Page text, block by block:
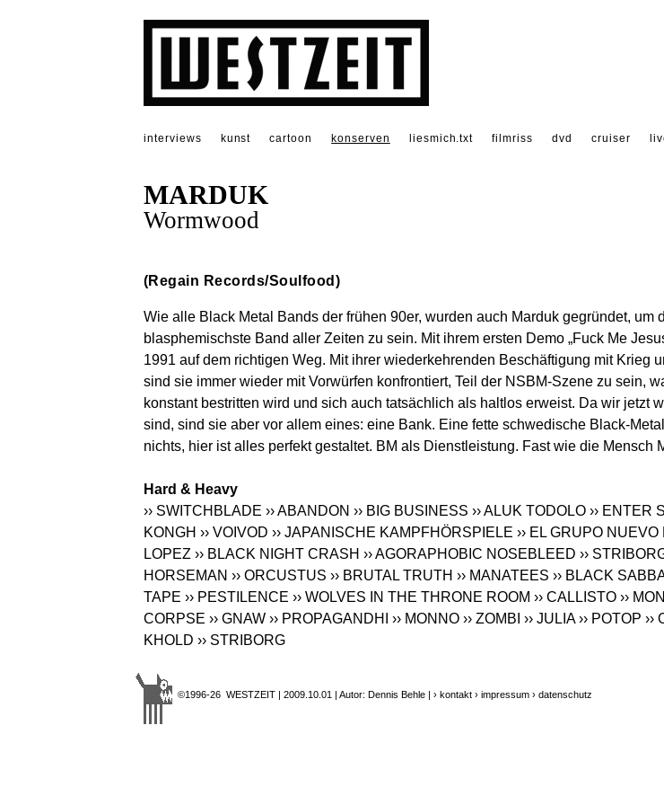
interviews kunst cartoon konserven liesmich.txt filmriss dvd cruiser
MARDUK
Wormwood
(Regain Records/Soulfood)
Wie alle Black Metal Bands der frühen 90er, wurden auch Marduk gegründet, um
blasphemischste Band aller Zeiten zu sein. Mit ihrem ersten Demo „Fuck Me
1991 auf dem richtigen Weg. Mit ihrer wiederkehrenden Beschäftigung mit Krieg
sind sie immer wieder mit Vorwürfen konfrontiert, Teil der NSBM-Szene zu sein,
konstant bestritten wird und sich auch tatsächlich als haltlos erweist. Da wir jetzt
sind, sind sie aber vor allem eines: eine Bank. Eine fette schwedische Black-
nichts, hier ist alles perfekt gestaltet. BM als Dienstleistung. Fast wie die Mensch
Hard & Heavy
›› SWITCHBLADE ›› ABANDON ›› BIG BUSINESS ›› ALUK TODOLO ›› ENTER
KONGH ›› VOIVOD ›› JAPANISCHE KAMPFHÖRSPIELE ›› EL GRUPO
LOPEZ ›› BLACK NIGHT CRASH ›› AGORAPHOBIC NOSEBLEED ››
HORSEMAN ›› ORCUSTUS ›› BRUTAL TRUTH ›› MANATEES ›› BLACK
TAPE ›› PESTILENCE ›› WOLVES IN THE THRONE ROOM ›› CALLISTO ››
CORPSE ›› GNAW ›› PROPAGANDHI ›› MONNO ›› ZOMBI ›› JULIA ›› POTOP ››
KHOLD ›› STRIBORG
©1996-26 WESTZEIT | 2009.10.01 | Autor: Dennis Behle | › kontakt › impressum › datenschutz